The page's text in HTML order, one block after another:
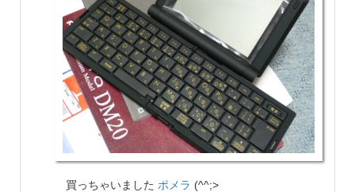
買っちゃいました ポメラ (^^;>